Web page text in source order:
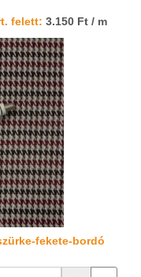
felett: 3.150 Ft / m
fekete-bordó